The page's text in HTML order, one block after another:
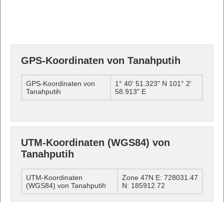
GPS-Koordinaten von Tanahputih
GPS-Koordinaten von
Tanahputih
1° 40' 51.323" N 101° 2'
58.913" E
UTM-Koordinaten (WGS84) von
Tanahputih
UTM-Koordinaten
(WGS84) von Tanahputih
Zone 47N E: 728031.47
N: 185912.72